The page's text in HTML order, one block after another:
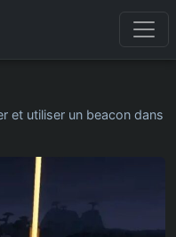
et utiliser un beacon dans